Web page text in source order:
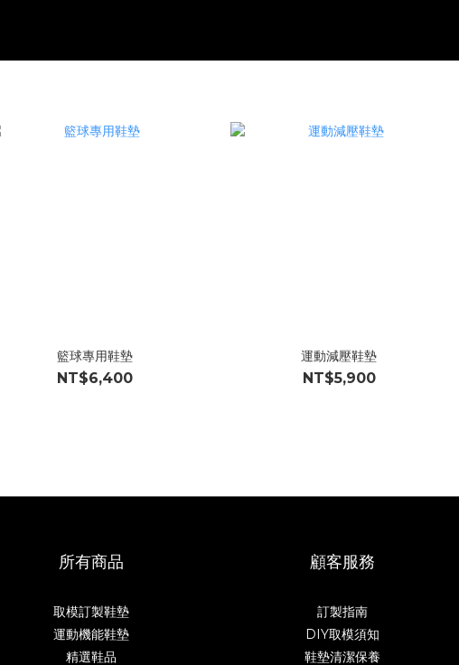
籃球專用鞋墊
NT$6,400
運動減壓鞋墊
NT$5,900
所有商品
取模訂製鞋墊
運動機能鞋墊
精選鞋品
顧客服務
訂製指南
DIY取模須知
鞋墊清潔保養